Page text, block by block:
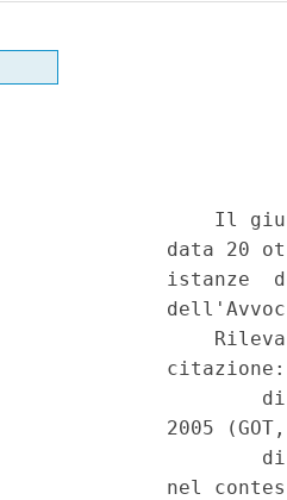
criminalita'
con
n. 186, art.
n. 273
e transitorie
22
penale ed
(GU
n.44 del 28-